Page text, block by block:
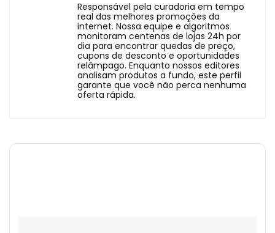
Responsável pela curadoria em tempo
real das melhores promoções da
internet. Nossa equipe e algoritmos
monitoram centenas de lojas 24h por
dia para encontrar quedas de preço,
cupons de desconto e oportunidades
relâmpago. Enquanto nossos editores
analisam produtos a fundo, este perfil
garante que você não perca nenhuma
oferta rápida.